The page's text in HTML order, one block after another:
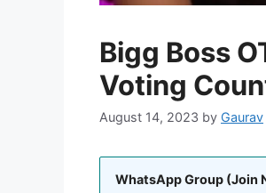
Bigg Boss
Voting
August 14, 2023 by Gaurav
WhatsApp Group (Join